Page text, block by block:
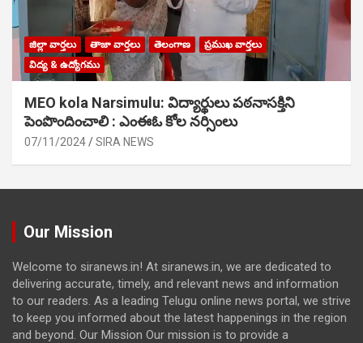
జిల్లా వార్తలు తాజా వార్తలు తెలంగాణ
ప్రముఖ వార్తలు
విద్య & ఉద్యోగము
MEO kola Narsimulu: విద్యార్థులు పఠ‌నాసక్తిని
పెంపొందించాలి : ఎంఈఓ కోల నర్సింలు
07/11/2024 SIRA NEWS
Our Mission
Welcome to siranews.in! At siranews.in, we are dedicated to
delivering accurate, timely, and relevant news and information
to our readers. As a leading Telugu online news portal, we strive
to keep you informed about the latest happenings in the region
and beyond. Our Mission Our mission is to provide a